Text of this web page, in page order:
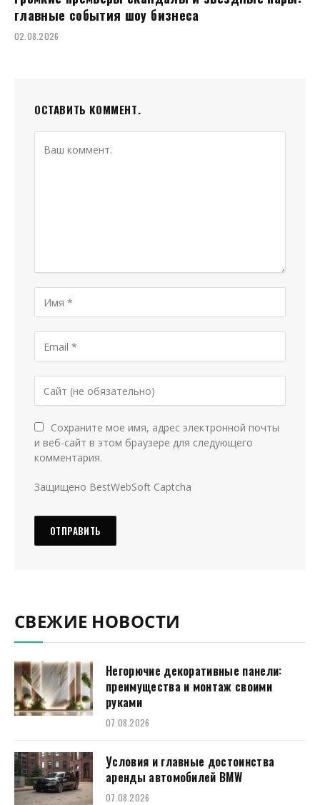
главные события шоу бизнеса
02.08.2026
ОСТАВИТЬ КОММЕНТ.
Сохраните мое имя, адрес электронной почты
и веб-сайт в этом браузере для следующего
комментария.
Защищено BestWebSoft Captcha
СВЕЖИЕ НОВОСТИ
Негорючие декоративные панели:
преимущества и монтаж своими
руками
07.08.2026
Условия и главные достоинства
аренды автомобилей BMW
07.08.2026